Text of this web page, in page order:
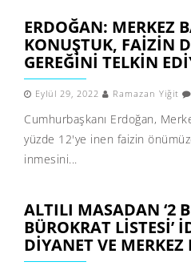
ERDOĞAN: MERKEZ
KONUŞTUK, FAIZIN
GEREĞINI TELKIN
Eylül 29, 2022 Ramazan Yiğit
Cumhurbaşkanı Erdoğan,
yüzde 12'ye inen faizin
inmesini...
ALTILI MASADAN ‘2
BÜROKRAT LISTESI’
DIYANET VE MERKEZ